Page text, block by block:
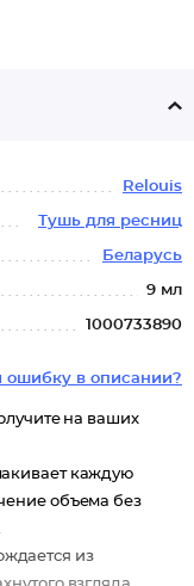
Relouis
Тушь для ресниц
Беларусь
9 мл
1000733890
ошибку в описании?
на ваших
каждую
объема без
из